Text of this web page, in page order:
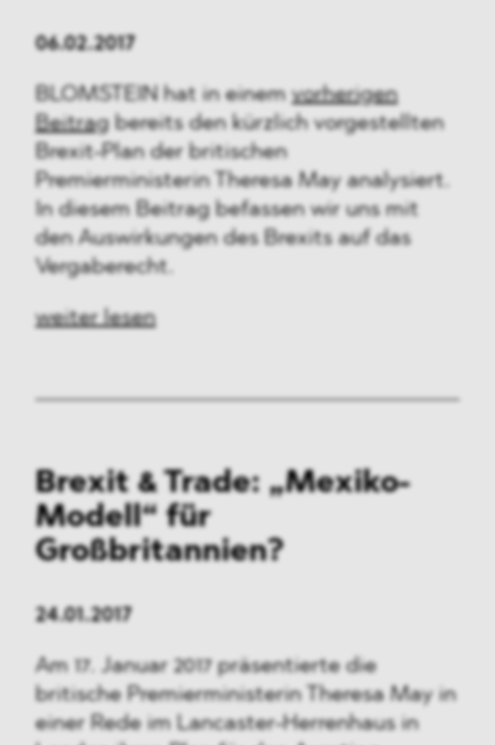
06.02.2017
BLOMSTEIN hat in einemvorherigen
Beitragbereits den kürzlich vorgestellten
Brexit-Plan der britischen
Premierministerin Theresa May analysiert.
In diesem Beitrag befassen wir uns mit
den Auswirkungen des Brexits auf das
Vergaberecht.
weiter lesen
Brexit & Trade: „Mexiko-
Modell“ für
Großbritannien?
24.01.2017
Am 17. Januar 2017 präsentierte die
britische Premierministerin Theresa May in
einer Rede im Lancaster-Herrenhaus in